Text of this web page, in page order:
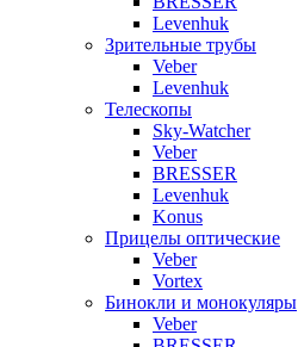
Levenhuk
Зрительные трубы
Veber
Levenhuk
Телескопы
Sky-Watcher
Veber
BRESSER
Levenhuk
Konus
Прицелы оптические
Veber
Vortex
Бинокли и монокуляры
Veber